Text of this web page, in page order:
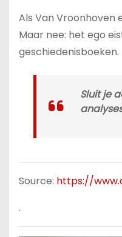
Als Van Vroonhoven
Maar nee: het ego
geschiedenisboeken.
Sluit je
Source: https://
.